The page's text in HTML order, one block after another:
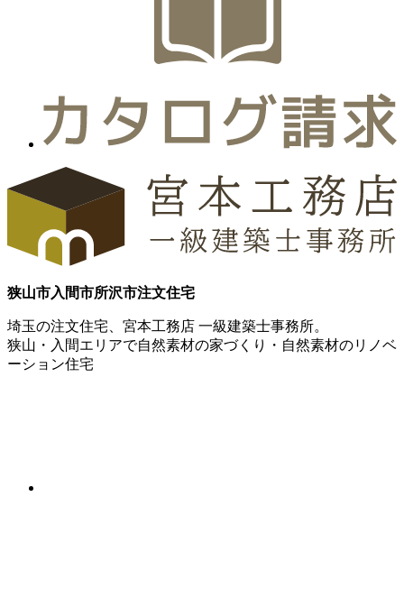
狭山市入間市所沢市注文住宅
埼玉の注文住宅、宮本工務店 一級建築士事務所。
狭山・入間エリアで自然素材の家づくり・自然素材のリノベ
ーション住宅